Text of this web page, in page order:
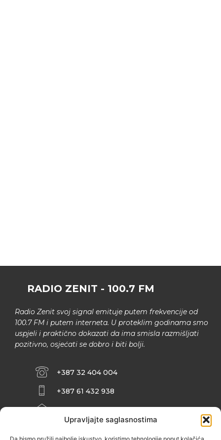
Upravljajte saglasnostima
RADIO ZENIT - 100.7 FM
Radio Zenit svoj signal emituje putem frekvencije od
100.7 FM i putem interneta. U proteklim godinama smo
uspjeli i praktično dokazati da ima smisla razmišljati
pozitivno, osjećati se dobro i biti bolji.
+387 32 404 004
+387 61 432 938
INFO@ZENIT.BA
ZENIČANKA, 3. SPRAT), 72000 ZENICA